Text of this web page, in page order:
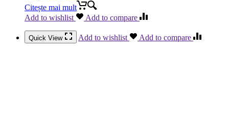
Citește mai mult
Add to wishlist
Add to compare
Quick View Add to wishlist Add to compare